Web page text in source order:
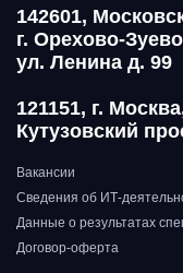
142601,
г. Орехово-
ул. Ленина д. 99
121151, г.
Кутузовский
Вакансии
Сведения об ИТ-
Данные о результатах
Договор-оферта